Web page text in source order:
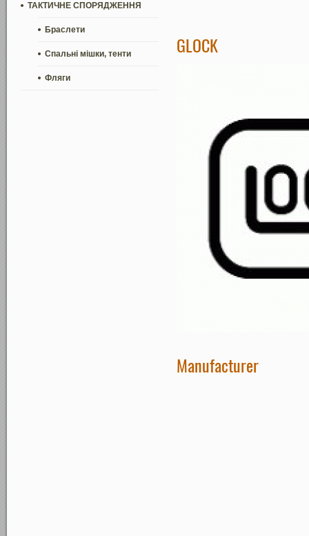
ТАКТИЧНЕ СПОРЯДЖЕННЯ
Браслети
Спальні мішки, тенти
Фляги
GLOCK
Manufacturer